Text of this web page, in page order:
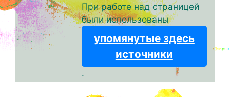
При работе над страницей
были использованы
упомянутые здесь
источники
.